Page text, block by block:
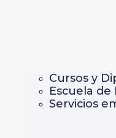
Cursos y
Escuela de
Servicios